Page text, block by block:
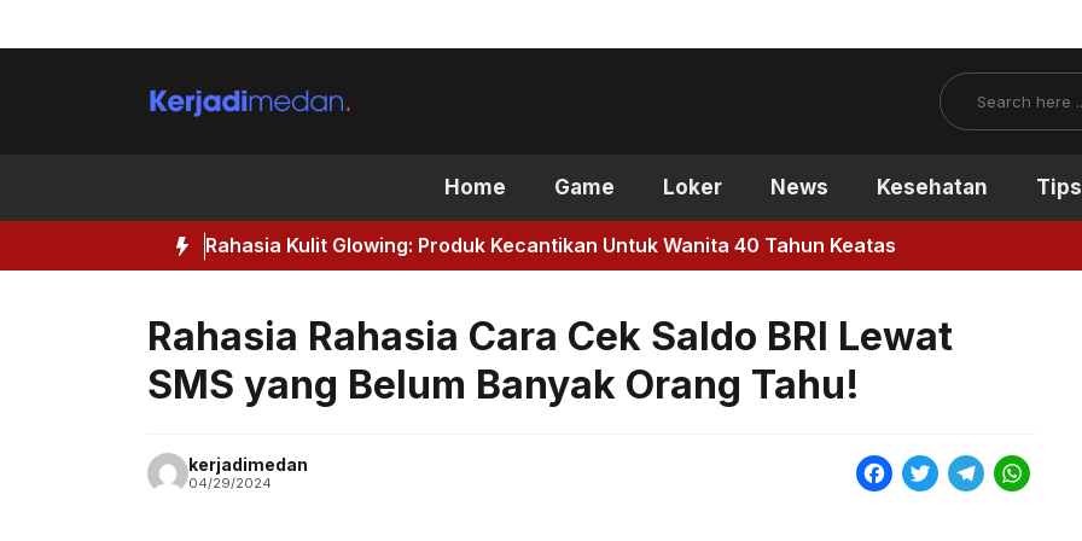
to
Search
Home Game Loker News Kesehatan Tips
Rahasia Kulit Glowing: Produk Kecantikan Untuk Wanita 40 Tahun Keatas
Rahasia Rahasia Cara Cek Saldo BRI Lewat
SMS yang Belum Banyak Orang Tahu!
kerjadimedan
04/29/2024
F
T
T
W